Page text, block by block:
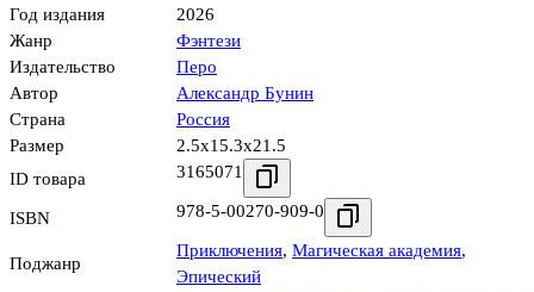
Год издания
2026
Жанр
Фэнтези
Издательство
Перо
Автор
Александр Бунин
Страна
Россия
Размер
2.5x15.3x21.5
ID товара
3165071
ISBN 978-5-00270-909-0
Поджанр
Приключения, Магическая академия,
Эпический